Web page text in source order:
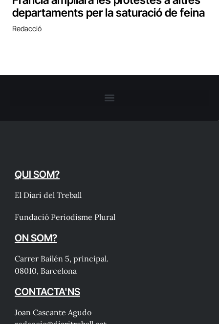
departaments per la saturació de feina
Redacció
QUI SOM?
El Diari del Treball
Fundació Periodisme Plural
ON SOM?
Carrer Bailén 5, principal.
08010, Barcelona
CONTACTA'NS
Joan Cascante Agudo